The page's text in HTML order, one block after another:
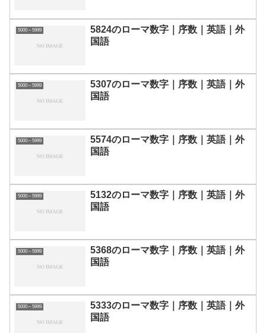
5000～5999
5824のローマ数字｜序数｜英語｜外
国語
5000～5999
5307のローマ数字｜序数｜英語｜外
国語
5000～5999
5574のローマ数字｜序数｜英語｜外
国語
5000～5999
5132のローマ数字｜序数｜英語｜外
国語
5000～5999
5368のローマ数字｜序数｜英語｜外
国語
5000～5999
5333のローマ数字｜序数｜英語｜外
国語